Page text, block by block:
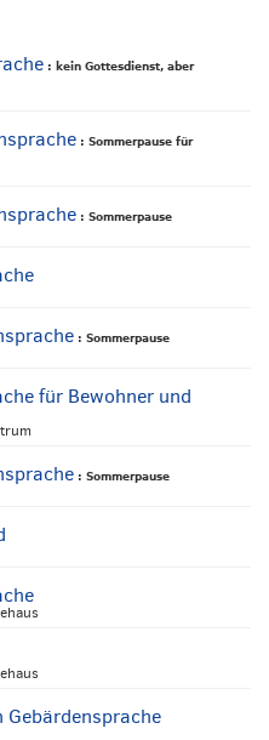
: kein Gottesdienst, aber
: Sommerpause für
: Sommerpause
: Sommerpause
für Bewohner und
: Sommerpause